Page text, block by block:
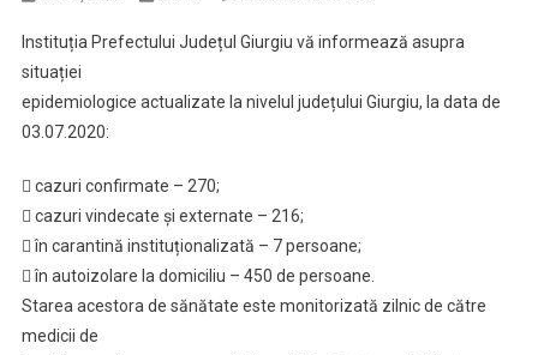
De
03.07.2020
Instituția Prefectului Județul Giurgiu vă informează asupra
situației
epidemiologice actualizate la nivelul județului Giurgiu, la data de
03.07.2020:
 cazuri confirmate – 270;
 cazuri vindecate și externate – 216;
 în carantină instituționalizată – 7 persoane;
 în autoizolare la domiciliu – 450 de persoane.
Starea acestora de sănătate este monitorizată zilnic de către
medicii de